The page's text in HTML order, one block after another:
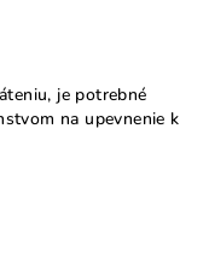
je potrebné
na upevnenie k